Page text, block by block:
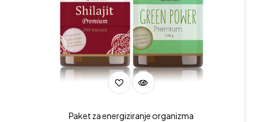
Paket za energiziranje organizma